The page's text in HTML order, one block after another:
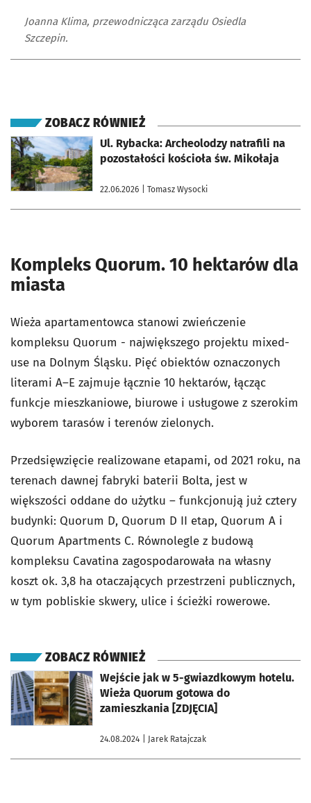
Joanna Klima, przewodnicząca zarządu Osiedla
Szczepin.
ZOBACZ RÓWNIEŻ
Ul. Rybacka: Archeolodzy natrafili na
pozostałości kościoła św. Mikołaja
22.06.2026 | Tomasz Wysocki
otworzy się w nowej karcie
Kompleks Quorum. 10 hektarów dla
miasta
Wieża apartamentowca stanowi zwieńczenie
kompleksu Quorum - największego projektu mixed-
use na Dolnym Śląsku. Pięć obiektów oznaczonych
literami A–E zajmuje łącznie 10 hektarów, łącząc
funkcje mieszkaniowe, biurowe i usługowe z szerokim
wyborem tarasów i terenów zielonych.
Przedsięwzięcie realizowane etapami, od 2021 roku, na
terenach dawnej fabryki baterii Bolta, jest w
większości oddane do użytku – funkcjonują już cztery
budynki: Quorum D, Quorum D II etap, Quorum A i
Quorum Apartments C. Równolegle z budową
kompleksu Cavatina zagospodarowała na własny
koszt ok. 3,8 ha otaczających przestrzeni publicznych,
w tym pobliskie skwery, ulice i ścieżki rowerowe.
ZOBACZ RÓWNIEŻ
Wejście jak w 5-gwiazdkowym hotelu.
Wieża Quorum gotowa do
zamieszkania [ZDJĘCIA]
24.08.2024 | Jarek Ratajczak
otworzy się w nowej karcie